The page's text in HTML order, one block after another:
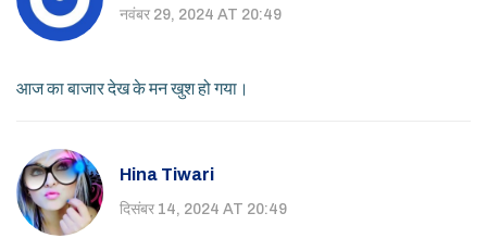
नवंबर 29, 2024 AT 20:49
आज का बाजार देख के मन खुश हो गया।
Hina Tiwari
दिसंबर 14, 2024 AT 20:49